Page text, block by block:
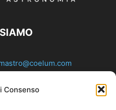
Consenso